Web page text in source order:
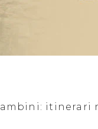
itinerari